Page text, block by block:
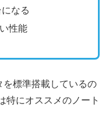
なる
性能
標準搭載しているの
特にオススメのノート